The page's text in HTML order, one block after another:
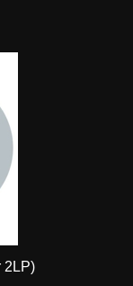
2LP)